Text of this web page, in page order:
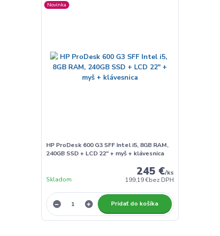
Novinka
HP ProDesk 600 G3 SFF Intel i5, 8GB RAM,
240GB SSD + LCD 22" + myš + klávesnica
245 €/ks
199,19 €bez DPH
Skladom
Pridať do košíka